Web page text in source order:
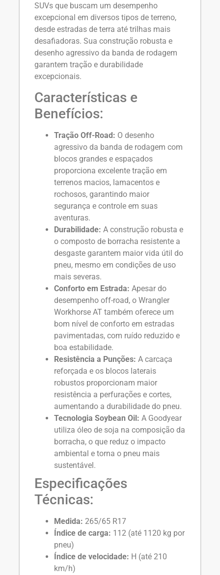
SUVs que buscam um desempenho
excepcional em diversos tipos de terreno,
desde estradas de terra até trilhas mais
desafiadoras. Sua construção robusta e
desenho agressivo da banda de rodagem
garantem tração e durabilidade
excepcionais.
Características e
Benefícios:
Tração Off-Road: O desenho
agressivo da banda de rodagem com
blocos grandes e espaçados
proporciona excelente tração em
terrenos macios, lamacentos e
rochosos, garantindo maior
segurança e controle em suas
aventuras.
Durabilidade: A construção robusta e
o composto de borracha resistente a
desgaste garantem maior vida útil do
pneu, mesmo em condições de uso
mais severas.
Conforto em Estrada: Apesar do
desempenho off-road, o Wrangler
Workhorse AT também oferece um
bom nível de conforto em estradas
pavimentadas, com ruído reduzido e
boa estabilidade.
Resistência a Punções: A carcaça
reforçada e os blocos laterais
robustos proporcionam maior
resistência a perfurações e cortes,
aumentando a durabilidade do pneu.
Tecnologia Soybean Oil: A Goodyear
utiliza óleo de soja na composição da
borracha, o que reduz o impacto
ambiental e torna o pneu mais
sustentável.
Especificações
Técnicas:
Medida: 265/65 R17
Índice de carga: 112 (até 1120 kg por
pneu)
Índice de velocidade: H (até 210
km/h)